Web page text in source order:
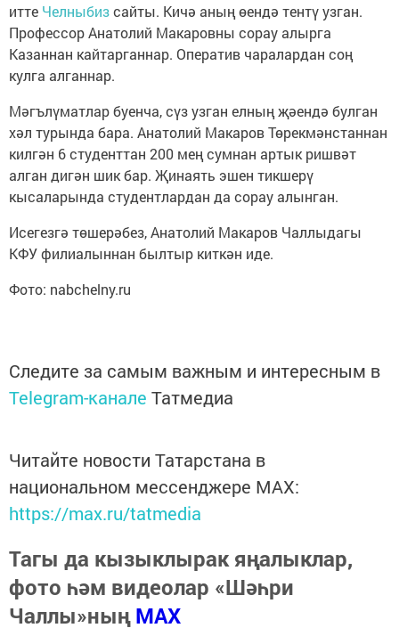
итте Челныбизсайты. Кичә аның өендә тентү узган.
Профессор Анатолий Макаровны сорау алырга
Казаннан кайтарганнар. Оператив чаралардан соң
кулга алганнар.
Мәгълүматлар буенча, сүз узган елның җәендә булган
хәл турында бара. Анатолий Макаров Төрекмәнстаннан
килгән 6 студенттан 200 мең сумнан артык ришвәт
алган дигән шик бар. Җинаять эшен тикшерү
кысаларында студентлардан да сорау алынган.
Исегезгә төшерәбез, Анатолий Макаров Чаллыдагы
КФУ филиалыннан былтыр киткән иде.
Фото: nabchelny.ru
Следите за самым важным и интересным в
Telegram-канале Татмедиа
Читайте новости Татарстана в
национальном мессенджере MАХ:
https://max.ru/tatmedia
Тагы да кызыклырак яңалыклар,
фото һәм видеолар «Шәһри
Чаллы»ныңMAX